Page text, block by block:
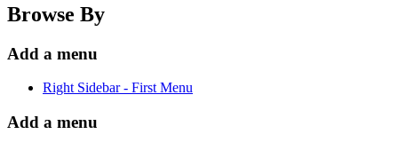
Browse By
Add a menu
Right Sidebar - First Menu
Add a menu